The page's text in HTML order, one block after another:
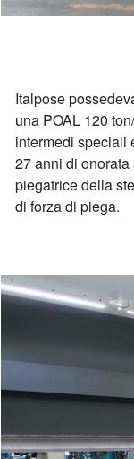
Italpose
una POAL 120
intermedi speciali
27 anni di
piegatrice della
di forza di piega.